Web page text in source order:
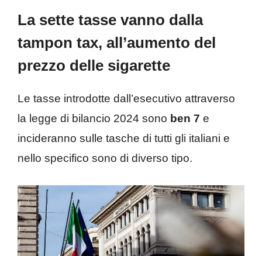
La sette tasse vanno dalla
tampon tax, all’aumento del
prezzo delle sigarette
Le tasse introdotte dall’esecutivo attraverso
la legge di bilancio 2024 sono ben 7 e
incideranno sulle tasche di tutti gli italiani e
nello specifico sono di diverso tipo.